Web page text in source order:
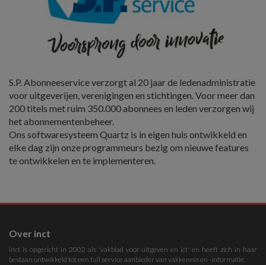
S.P. Abonneeservice verzorgt al 20 jaar de ledenadministratie
voor uitgeverijen, verenigingen en stichtingen. Voor meer dan
200 titels met ruim 350.000 abonnees en leden verzorgen wij
het abonnementenbeheer.
Ons softwaresysteem Quartz is in eigen huis ontwikkeld en
elke dag zijn onze programmeurs bezig om nieuwe features
te ontwikkelen en te implementeren.
Over inct
inct is opgericht in 2002 als 'vakblad voor uitgeven en ict' en heeft zich in haar
bestaan ontwikkeld tot een full service aanbieder van vakkennis en -informatie.